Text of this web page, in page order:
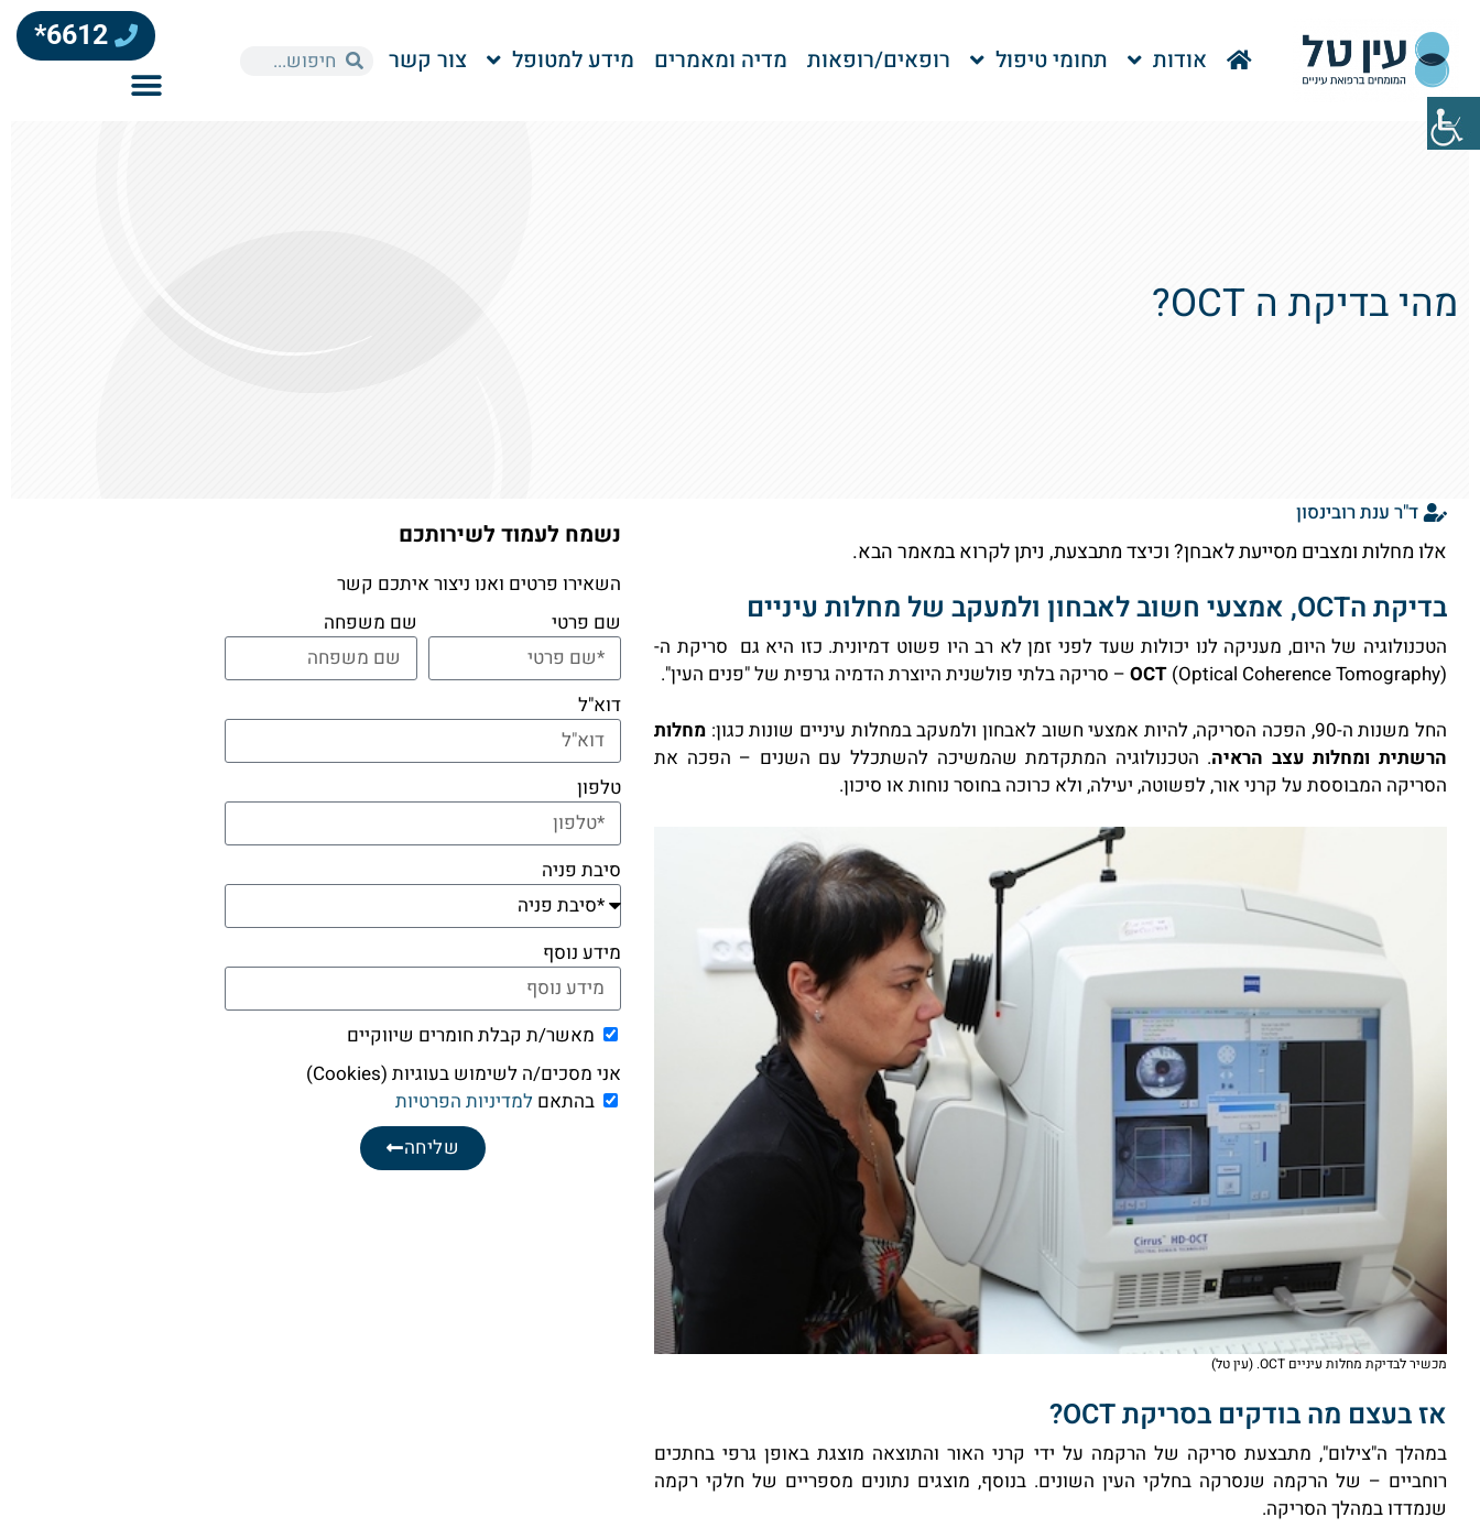
אודות תחומי טיפול רופאים/רופאות מדיה ומאמרים מידע למטופל צור קשר
6612*
מהי בדיקת ה OCT?
ד"ר ענת רובינסון
אלו מחלות ומצבים מסייעת לאבחן? וכיצד מתבצעת, ניתן לקרוא במאמר הבא.
בדיקת הOCT, אמצעי חשוב לאבחון ולמעקב של מחלות עיניים
הטכנולוגיה של היום, מעניקה לנו יכולות שעד לפני זמן לא רב היו פשוט דמיונית. כזו היא גם סריקת ה-
(
OCT (Optical Coherence Tomography – סריקה בלתי פולשנית היוצרת הדמיה גרפית של "פנים העין".
החל משנות ה-90, הפכה הסריקה, להיות אמצעי חשוב לאבחון ולמעקב במחלות עיניים שונות כגון:
מחלות
הרשתית ומחלות עצב הראיה. הטכנולוגיה המתקדמת שהמשיכה להשתכלל עם השנים – הפכה את
הסריקה המבוססת על קרני אור, לפשוטה, יעילה, ולא כרוכה בחוסר נוחות או סיכון.
מכשיר לבדיקת מחלות עיניים OCT. (עין טל)
אז בעצם מה בודקים בסריקת OCT?
במהלך ה"צילום", מתבצעת סריקה של הרקמה על ידי קרני האור והתוצאה מוצגת באופן גרפי בחתכים
רוחביים – של הרקמה שנסרקה בחלקי העין השונים. בנוסף, מוצגים נתונים מספריים של חלקי רקמה
שנמדדו במהלך הסריקה.
נשמח לעמוד לשירותכם
השאירו פרטים ואנו ניצור איתכם קשר
שם פרטי
שם משפחה
דוא"ל
טלפון
סיבת פניה
מידע נוסף
מאשר/ת קבלת חומרים שיווקיים
אני מסכים/ה לשימוש בעוגיות (Cookies)
בהתאם למדיניות הפרטיות
שליחה